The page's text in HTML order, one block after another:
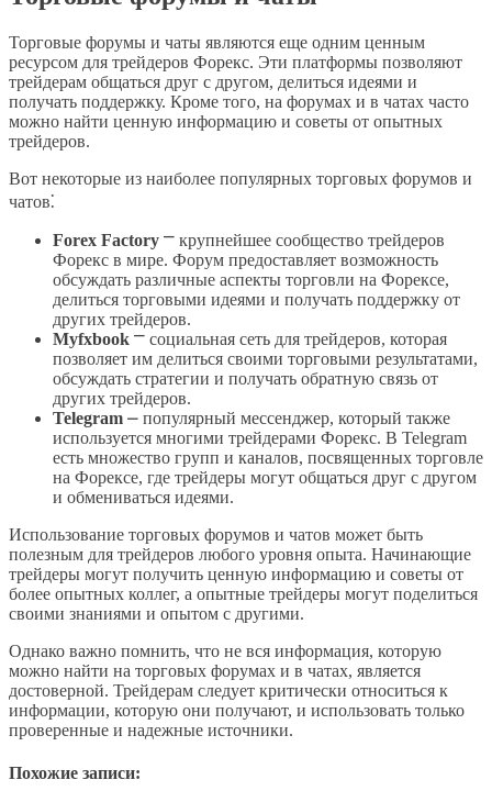
Торговые форумы и чаты являются еще одним ценным
ресурсом для трейдеров Форекс. Эти платформы позволяют
трейдерам общаться друг с другом, делиться идеями и
получать поддержку. Кроме того, на форумах и в чатах часто
можно найти ценную информацию и советы от опытных
трейдеров.
Вот некоторые из наиболее популярных торговых форумов и
чатов⁚
Forex Factory ⎻ крупнейшее сообщество трейдеров
Форекс в мире. Форум предоставляет возможность
обсуждать различные аспекты торговли на Форексе,
делиться торговыми идеями и получать поддержку от
других трейдеров.
Myfxbook ⎻ социальная сеть для трейдеров, которая
позволяет им делиться своими торговыми результатами,
обсуждать стратегии и получать обратную связь от
других трейдеров.
Telegram ⎼ популярный мессенджер, который также
используется многими трейдерами Форекс. В Telegram
есть множество групп и каналов, посвященных торговле
на Форексе, где трейдеры могут общаться друг с другом
и обмениваться идеями.
Использование торговых форумов и чатов может быть
полезным для трейдеров любого уровня опыта. Начинающие
трейдеры могут получить ценную информацию и советы от
более опытных коллег, а опытные трейдеры могут поделиться
своими знаниями и опытом с другими.
Однако важно помнить, что не вся информация, которую
можно найти на торговых форумах и в чатах, является
достоверной. Трейдерам следует критически относиться к
информации, которую они получают, и использовать только
проверенные и надежные источники.
Похожие записи: